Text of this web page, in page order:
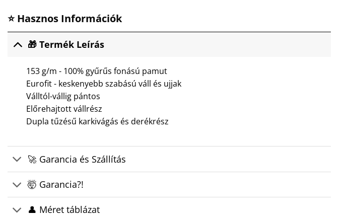
⭐ Hasznos Információk
🎁 Termék Leírás
153 g/m - 100% gyűrűs fonású pamut
Eurofit - keskenyebb szabású váll és ujjak
Válltól-vállig pántos
Előrehajtott vállrész
Dupla tűzésű karkivágás és derékrész
🚀 Garancia és Szállítás
🤯 Garancia?!
👤 Méret táblázat